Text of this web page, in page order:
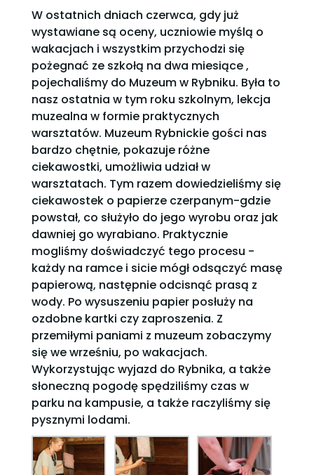
W ostatnich dniach czerwca, gdy już
wystawiane są oceny, uczniowie myślą o
wakacjach i wszystkim przychodzi się
pożegnać ze szkołą na dwa miesiące ,
pojechaliśmy do Muzeum w Rybniku. Była to
nasz ostatnia w tym roku szkolnym, lekcja
muzealna w formie praktycznych
warsztatów. Muzeum Rybnickie gości nas
bardzo chętnie, pokazuje różne
ciekawostki, umożliwia udział w
warsztatach. Tym razem dowiedzieliśmy się
ciekawostek o papierze czerpanym-gdzie
powstał, co służyło do jego wyrobu oraz jak
dawniej go wyrabiano. Praktycznie
mogliśmy doświadczyć tego procesu -
każdy na ramce i sicie mógł odsączyć masę
papierową, następnie odcisnąć prasą z
wody. Po wysuszeniu papier posłuży na
ozdobne kartki czy zaproszenia. Z
przemiłymi paniami z muzeum zobaczymy
się we wrześniu, po wakacjach.
Wykorzystując wyjazd do Rybnika, a także
słoneczną pogodę spędziliśmy czas w
parku na kampusie, a także raczyliśmy się
pysznymi lodami.